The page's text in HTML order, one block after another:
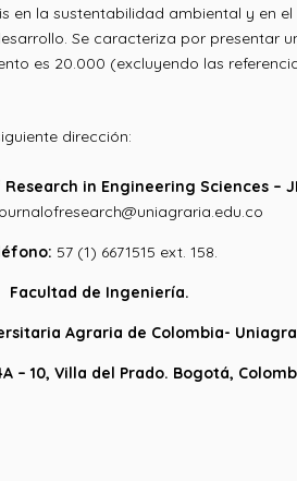
en la sustentabilidad ambiental y en
Se caracteriza por presentar
es 20.000 (excluyendo las
dirección:
in Engineering Sciences –
57 (1) 6671515 ext. 158.
Facultad de Ingeniería.
Agraria de Colombia-
– 10, Villa del Prado. Bogotá,